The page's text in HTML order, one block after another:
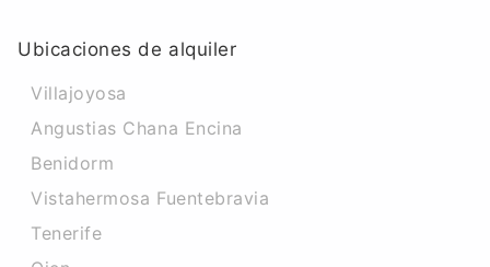
Ubicaciones de alquiler
Villajoyosa
Angustias Chana Encina
Benidorm
Vistahermosa Fuentebravia
Tenerife